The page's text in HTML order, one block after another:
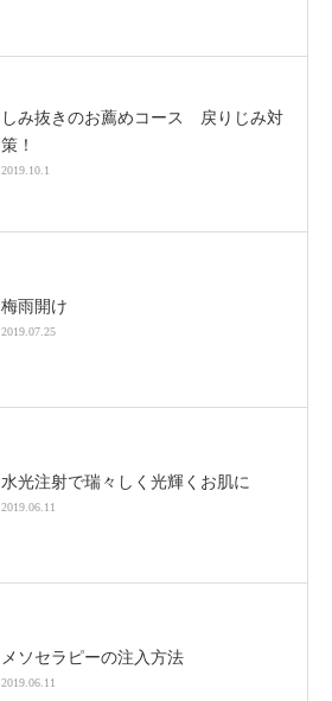
しみ抜きのお薦めコース 戻りじみ対
策！
2019.10.1
梅雨開け
2019.07.25
水光注射で瑞々しく光輝くお肌に
2019.06.11
メソセラピーの注入方法
2019.06.11